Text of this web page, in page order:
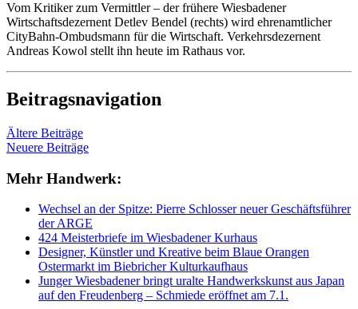
Vom Kritiker zum Vermittler – der frühere Wiesbadener
Wirtschaftsdezernent Detlev Bendel (rechts) wird ehrenamtlicher
CityBahn-Ombudsmann für die Wirtschaft. Verkehrsdezernent
Andreas Kowol stellt ihn heute im Rathaus vor.
Beitragsnavigation
Ältere Beiträge
Neuere Beiträge
Mehr Handwerk:
Wechsel an der Spitze: Pierre Schlosser neuer Geschäftsführer
der ARGE
424 Meisterbriefe im Wiesbadener Kurhaus
Designer, Künstler und Kreative beim Blaue Orangen
Ostermarkt im Biebricher Kulturkaufhaus
Junger Wiesbadener bringt uralte Handwerkskunst aus Japan
auf den Freudenberg – Schmiede eröffnet am 7.1.